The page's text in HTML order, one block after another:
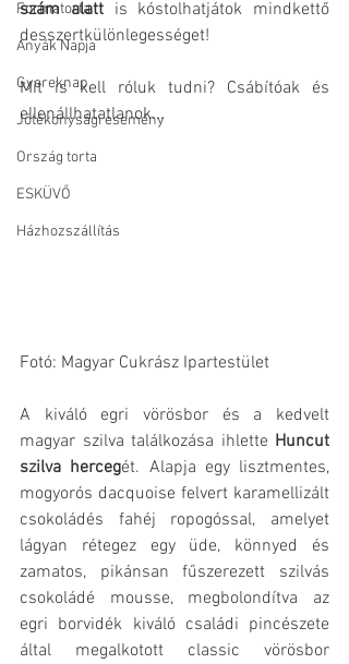
Formatorta
Anyák Napja
Gyereknap
Jótékonysági esemény
Ország torta
ESKÜVŐ
Házhozszállítás
szám alatt is kóstolhatjátok mindkettő
desszertkülönlegességet!
Mit is kell róluk tudni? Csábítóak és
ellenállhatatlanok...
Fotó: Magyar Cukrász Ipartestület
A kiváló egri vörösbor és a kedvelt
magyar szilva találkozása ihlette Huncut
szilva hercegét. Alapja egy lisztmentes,
mogyorós dacquoise felvert karamellizált
csokoládés fahéj ropogóssal, amelyet
lágyan rétegez egy üde, könnyed és
zamatos, pikánsan fűszerezett szilvás
csokoládé mousse, megbolondítva az
egri borvidék kiváló családi pincészete
által megalkotott classic vörösbor